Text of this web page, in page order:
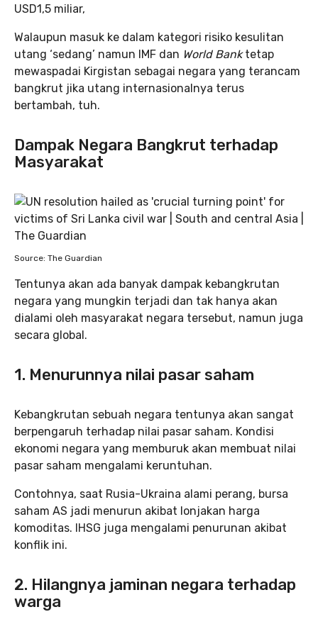
USD1,5 miliar,
Walaupun masuk ke dalam kategori risiko kesulitan
utang ‘sedang’ namun IMF dan World Banktetap
mewaspadai Kirgistan sebagai negara yang terancam
bangkrut jika utang internasionalnya terus
bertambah, tuh.
Dampak Negara Bangkrut terhadap
Masyarakat
Source: The Guardian
Tentunya akan ada banyak dampak kebangkrutan
negara yang mungkin terjadi dan tak hanya akan
dialami oleh masyarakat negara tersebut, namun juga
secara global.
1. Menurunnya nilai pasar saham
Kebangkrutan sebuah negara tentunya akan sangat
berpengaruh terhadap nilai pasar saham. Kondisi
ekonomi negara yang memburuk akan membuat nilai
pasar saham mengalami keruntuhan.
Contohnya, saat Rusia-Ukraina alami perang, bursa
saham AS jadi menurun akibat lonjakan harga
komoditas. IHSG juga mengalami penurunan akibat
konflik ini.
2. Hilangnya jaminan negara terhadap
warga